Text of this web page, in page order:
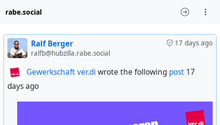
rabe.social
17 days ago
Ralf Berger
ralfb@hubzilla.rabe.social
Gewerkschaft ver.di wrote the following post 17
days ago